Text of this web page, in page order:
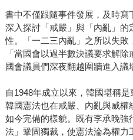
書中不僅跟隨事件發展，及時
深入探討「戒嚴」與「內亂」
性。「一二三內亂」之所以失敗
「當國會以過半數決議要求解
國會議員們深夜翻越圍牆進入議
自1948年成立以來，韓國堪稱是
韓國憲法也在戒嚴、內亂與威
如今完備的樣貌。既有李承晚
法」鞏固獨裁，使憲法淪為權力